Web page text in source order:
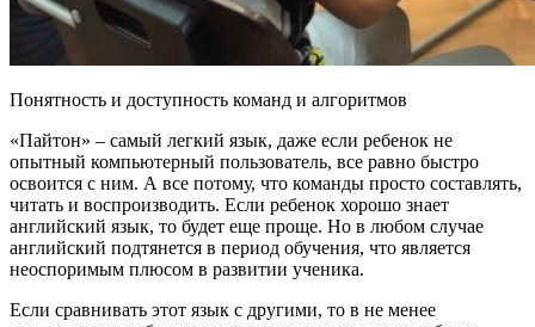
Понятность и доступность команд и алгоритмов
«Пайтон» – самый легкий язык, даже если ребенок не
опытный компьютерный пользователь, все равно быстро
освоится с ним. А все потому, что команды просто составлять,
читать и воспроизводить. Если ребенок хорошо знает
английский язык, то будет еще проще. Но в любом случае
английский подтянется в период обучения, что является
неоспоримым плюсом в развитии ученика.
Если сравнивать этот язык с другими, то в не менее